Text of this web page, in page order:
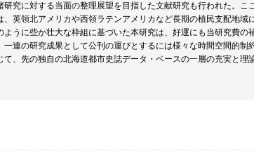
究に対する当面の整理展望を目指した文献研究も行われた。こ
英領北アメリカや西領ラテンアメリカなど長期の植民支配地域
うに些か壮大な枠組に基づいた本研究は、好運にも当研究費の
連の研究成果として公刊の運びとするには様々な時間空間的制
、先の独自の北海道都市史誌データ・ベースの一層の充実と理